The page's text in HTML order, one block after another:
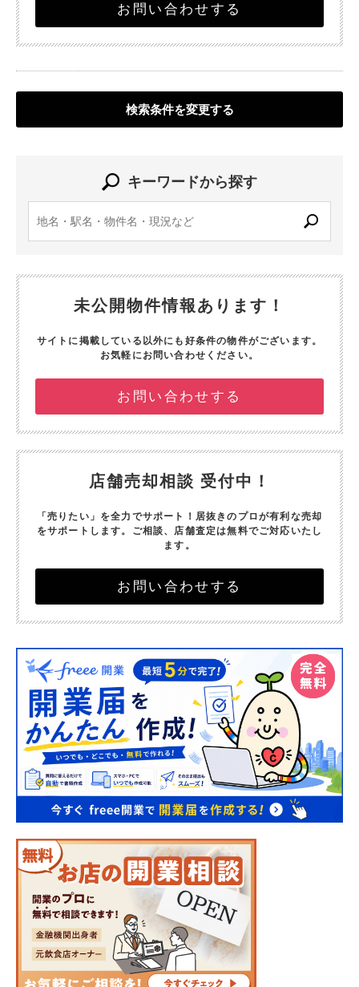
お問い合わせする
検索条件を変更する
キーワードから探す
未公開物件情報あります！
サイトに掲載している以外にも好条件の物件がございます。
お気軽にお問い合わせください。
お問い合わせする
店舗売却相談 受付中！
「売りたい」を全力でサポート！ 居抜きのプロが有利な売却
をサポートします。 ご相談、店舗査定は無料でご対応いたし
ます。
お問い合わせする